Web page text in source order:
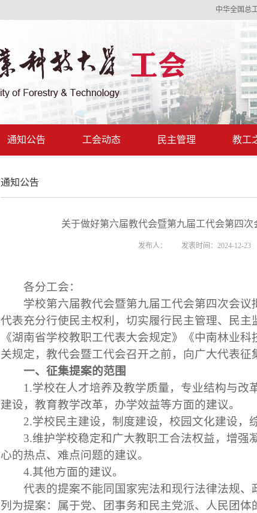
中华全国总
通知公告 工会动态 民主管理 教工
通知公告
关于做好第六届教代会暨第九届工代会第四
发布人： 发表时间：2024-12-23
各分工会：
学校第六届教代会暨第九届工代会第四次会议
代表充分行使民主权利，切实履行民主管理、民
《湖南省学校教职工代表大会规定》《中南林业
关规定，教代会暨工代会召开之前，向广大代表征
一、征集提案的范围
1.学校在人才培养及教学质量，专业结构与改
建设，教育教学改革，办学效益等方面的建议。
2.学校民主建设，制度建设，校园文化建设，
3.维护学校稳定和广大教职工合法权益，增强
心的热点、难点问题的建议。
4.其他方面的建议。
代表的提案不能同国家宪法和现行法律法规
列为提案：属于党、团事务和民主党派、人民团体